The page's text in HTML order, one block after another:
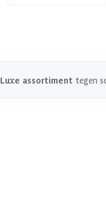
Luxe assortiment tegen